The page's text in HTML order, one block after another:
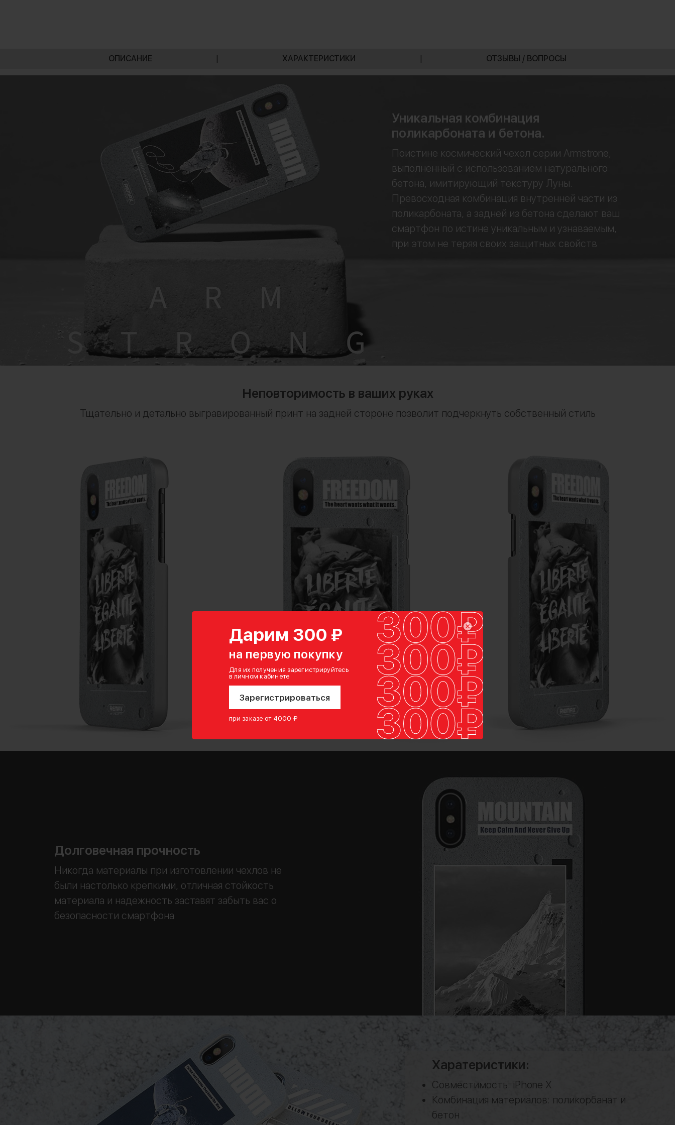
Дарим 300 ₽
на первую покупку
Для их получения зарегистрируйтесь
в личном кабинете
Зарегистрироваться
при заказе от 4000 ₽
ОПИСАНИЕ | ХАРАКТЕРИСТИКИ | ОТЗЫВЫ / ВОПРОСЫ
Уникальная комбинация
поликарбоната и бетона.
Поистине космический чехол серии Armstrone,
выполненный с использованием натурального
бетона, имитирующий текстуру Луны.
Превосходная комбинация внутренней части из
поликарбоната, а задней из бетона сделают ваш
смартфон по истине уникальным и узнаваемым,
при этом не теряя своих защитных свойств
Неповторимость в ваших руках
Тщательно и детально выгравированный принт на задней стороне позволит подчеркнуть собственный стиль
Долговечная прочность
Никогда материалы при изготовлении чехлов не
были настолько крепкими, отличная стойкость
материала и надежность заставят забыть вас о
безопасности смартфона
Харатеристики:
Совместимость: iPhone X
Комбинация материалов: поликорбанат и
бетон